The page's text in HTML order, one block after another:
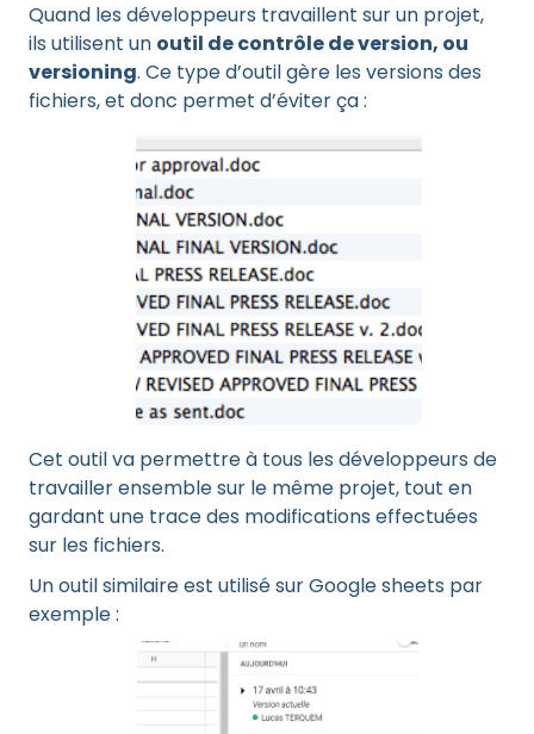
Quand les développeurs travaillent sur un projet,
ils utilisent un outil de contrôle de version, ou
versioning. Ce type d’outil gère les versions des
fichiers, et donc permet d’éviter ça :
Cet outil va permettre à tous les développeurs de
travailler ensemble sur le même projet, tout en
gardant une trace des modifications effectuées
sur les fichiers.
Un outil similaire est utilisé sur Google sheets par
exemple :